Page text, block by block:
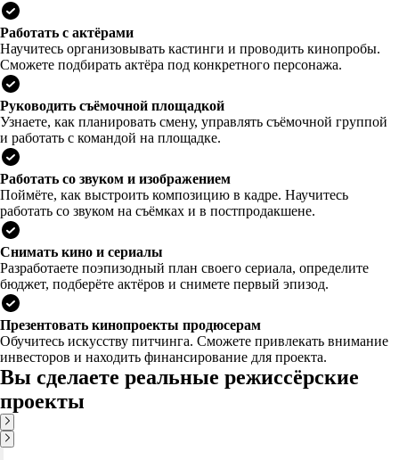
Работать с актёрами
Научитесь организовывать кастинги и проводить кинопробы.
Сможете подбирать актёра под конкретного персонажа.
Руководить съёмочной площадкой
Узнаете, как планировать смену, управлять съёмочной группой
и работать с командой на площадке.
Работать со звуком и изображением
Поймёте, как выстроить композицию в кадре. Научитесь
работать со звуком на съёмках и в постпродакшене.
Снимать кино и сериалы
Разработаете поэпизодный план своего сериала, определите
бюджет, подберёте актёров и снимете первый эпизод.
Презентовать кинопроекты продюсерам
Обучитесь искусству питчинга. Сможете привлекать внимание
инвесторов и находить финансирование для проекта.
Вы сделаете реальные режиссёрские
проекты